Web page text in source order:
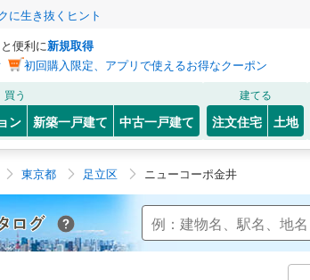
生き抜くヒント
便利に新規取得
初回購入限定、アプリで使えるお得なクーポン
買う
ン 新築一戸建て 中古一戸建て
建てる
注文住宅 土地
東京都 足立区 ニューコーポ金井
Yahoo!不動産 マンションカタログ